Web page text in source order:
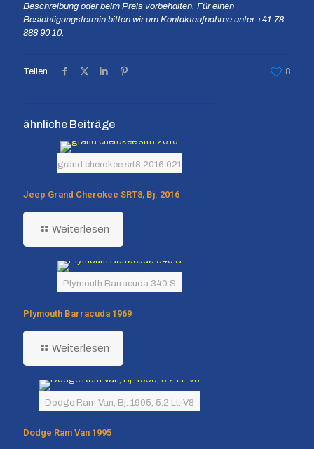
Beschreibung oder beim Preis vorbehalten. Für einen
Besichtigungstermin bitten wir um Kontaktaufnahme unter +41 78
888 90 10.
Teilen 8
ähnliche Beiträge
grand cherokee srt8 2016 021
Jeep Grand Cherokee SRT8, Bj. 2016
Weiterlesen
Plymouth Barracuda 340 S
Plymouth Barracuda 1969
Weiterlesen
Dodge Ram Van, Bj. 1995, 5.2 Lt. V8
Dodge Ram Van 1995